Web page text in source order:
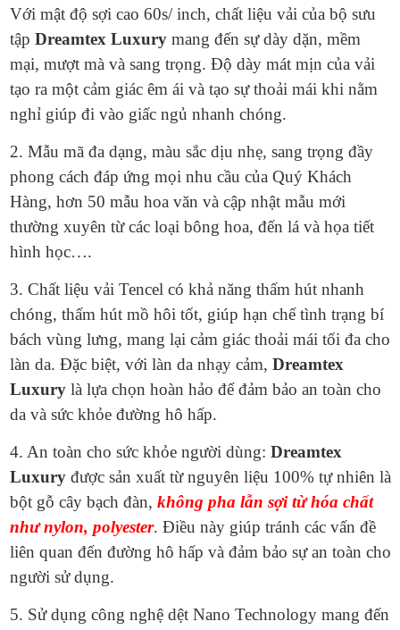
Với mật độ sợi cao 60s/ inch, chất liệu vải của bộ sưu
tập Dreamtex Luxurymang đến sự dày dặn, mềm
mại, mượt mà và sang trọng. Độ dày mát mịn của vải
tạo ra một cảm giác êm ái và tạo sự thoải mái khi nằm
nghỉ giúp đi vào giấc ngủ nhanh chóng.
2. Mẫu mã đa dạng, màu sắc dịu nhẹ, sang trọng đầy
phong cách đáp ứng mọi nhu cầu của Quý Khách
Hàng, hơn 50 mẫu hoa văn và cập nhật mẫu mới
thường xuyên từ các loại bông hoa, đến lá và họa tiết
hình học….
3. Chất liệu vải Tencel có khả năng thấm hút nhanh
chóng, thấm hút mồ hôi tốt, giúp hạn chế tình trạng bí
bách vùng lưng, mang lại cảm giác thoải mái tối đa cho
làn da. Đặc biệt, với làn da nhạy cảm, Dreamtex
Luxury là lựa chọn hoàn hảo để đảm bảo an toàn cho
da và sức khỏe đường hô hấp.
4. An toàn cho sức khỏe người dùng: Dreamtex
Luxury được sản xuất từ nguyên liệu 100% tự nhiên là
bột gỗ cây bạch đàn, không pha lẫn sợi từ hóa chất
như nylon, polyester. Điều này giúp tránh các vấn đề
liên quan đến đường hô hấp và đảm bảo sự an toàn cho
người sử dụng.
5. Sử dụng công nghệ dệt Nano Technology mang đến